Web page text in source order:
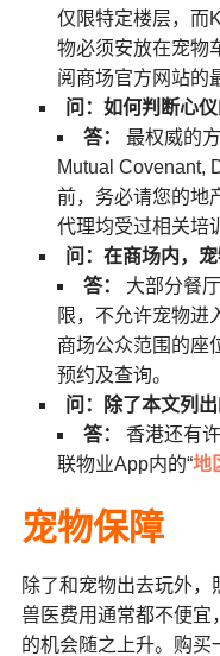
仅限特定楼层，而
物必须安放在宠物
阅商场官方网站的
问：如何判断心
答：
最权威的
Mutual Covenant,
前，务必请您的地
代理均受过相关培
问：在商场内，
答：
大部分餐
限，不允许宠物进
商场公众范围的座
预约及查询。
问：除了本文列
答：
香港还有
联物业App内的“地
宠物保障
除了和宠物出去玩外
兽医费用通常都不便宜
的机会随之上升。购买